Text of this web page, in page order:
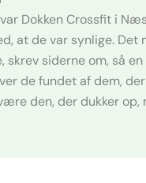
Dokken Crossfit i
at de var synlige.
skrev siderne om, så
de fundet af dem,
den, der dukker